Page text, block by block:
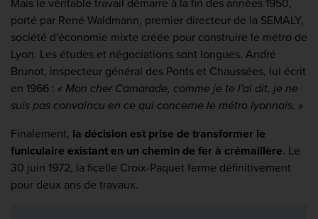
Mais le véritable travail démarre à la fin des années 1950,
porté par René Waldmann, premier directeur de la SEMALY,
société d'économie mixte créée pour construire le métro de
Lyon. Les études et négociations sont longues. André
Brunot, inspecteur général des Ponts et Chaussées, lui écrit
en 1966 : « Mon cher Camarade, comme je te l'ai dit, je ne
suis pas convaincu en ce qui concerne le métro lyonnais. »
Finalement, la décision est prise de transformer le
funiculaire existant en un chemin de fer à crémaillère. Le
30 juin 1972, la ficelle Croix-Paquet ferme définitivement
pour deux ans de travaux.